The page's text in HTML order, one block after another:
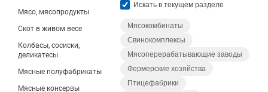
Отзывы
Мясо, мясопродукты
Скот в живом весе
Колбасы, сосиски,
деликатесы
Мясные полуфабрикаты
Мясные консервы
Искать в текущем разделе
Мясокомбинаты
Свинокомплексы
Мясоперерабатывающие заводы
Фермерские хозяйства
Птицефабрики